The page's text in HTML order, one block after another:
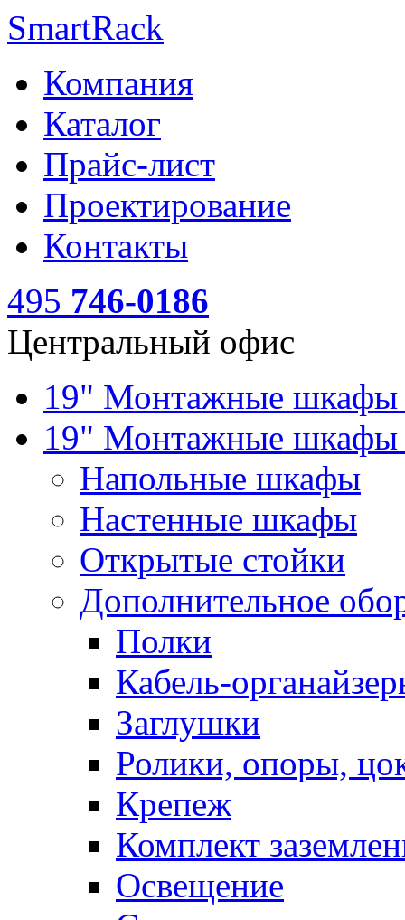
SmartRack
Компания
Каталог
Прайс-лист
Проектирование
Контакты
495 746-0186
Центральный офис
19" Монтажные
19" Монтажные шкафы
Напольные шкафы
Настенные шкафы
Открытые стойки
Дополнительное
Полки
Кабель-
Заглушки
Ролики, опоры,
Крепеж
Комплект
Освещение